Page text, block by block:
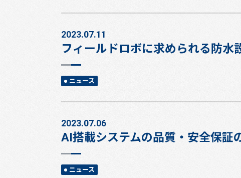
2023.07.11
フィールドロボに求められる防水
ニュース
2023.07.06
AI搭載システムの品質・安全保証
ニュース